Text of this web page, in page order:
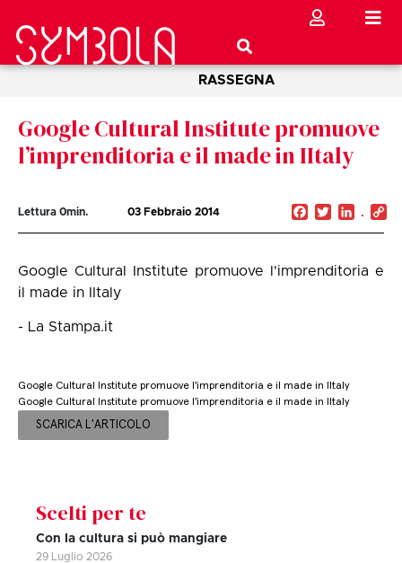
RASSEGNA
Google Cultural Institute promuove
l’imprenditoria e il made in IItaly
Lettura 0min. 03 Febbraio 2014 Facebook
Twitter
Google Cultural Institute promuove l'imprenditoria e
il made in IItaly
- La Stampa.it
Google Cultural Institute promuove l'imprenditoria e il made in IItaly
Google Cultural Institute promuove l'imprenditoria e il made in IItaly
SCARICA L'ARTICOLO
Scelti per te
Con la cultura si può mangiare
29 Luglio 2026